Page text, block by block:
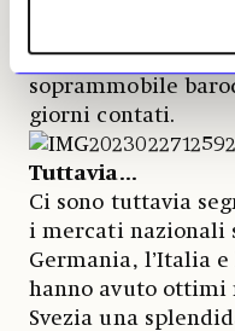
Covid prima e
che accelerarne un
soprammobile
giorni contati.
Tuttavia...
Ci sono tuttavia
i mercati nazionali
Germania, l’Italia
hanno avuto
Svezia una